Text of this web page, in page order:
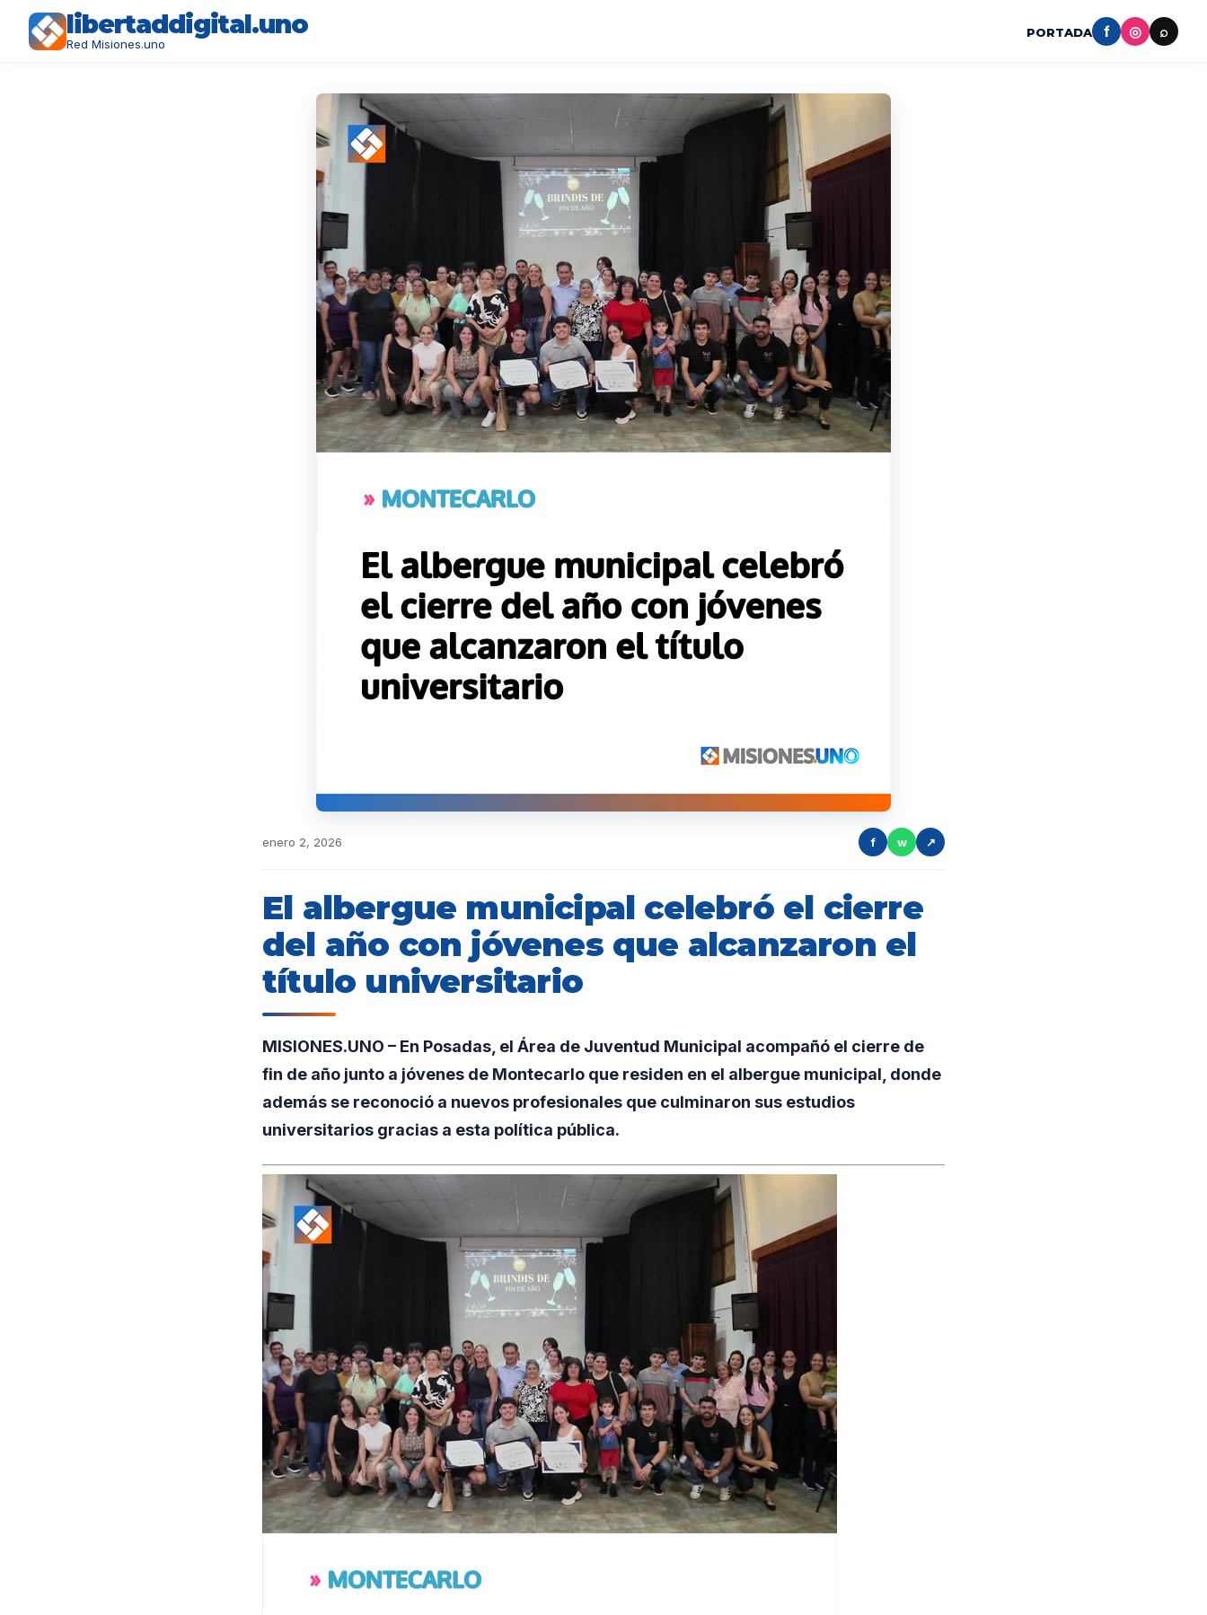
libertaddigital.uno
Red Misiones.uno
PORTADA f ◎ ⌕
enero 2, 2026 f w ↗
El albergue municipal celebró el cierre
del año con jóvenes que alcanzaron el
título universitario
MISIONES.UNO – En Posadas, el Área de Juventud Municipal acompañó el cierre de
fin de año junto a jóvenes de Montecarlo que residen en el albergue municipal, donde
además se reconoció a nuevos profesionales que culminaron sus estudios
universitarios gracias a esta política pública.